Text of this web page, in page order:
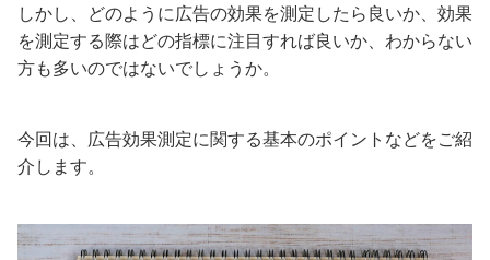
しかし、どのように広告の効果を測定したら良いか、効果
を測定する際はどの指標に注目すれば良いか、わからない
方も多いのではないでしょうか。
今回は、広告効果測定に関する基本のポイントなどをご紹
介します。